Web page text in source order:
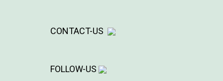
CONTACT-US
FOLLOW-US